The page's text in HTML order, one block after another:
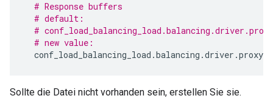
# Response buffers
# default:
#
# new value:
conf_load_balancing_load .balancing .driver .proxy
Sollte die Datei nicht vorhanden sein, erstellen Sie sie.